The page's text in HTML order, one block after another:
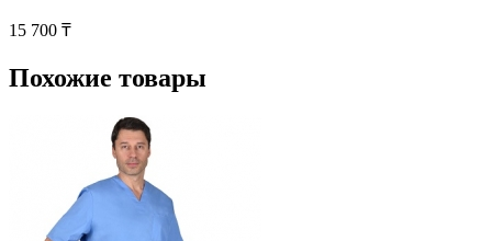
15 700 ₸
Похожие товары